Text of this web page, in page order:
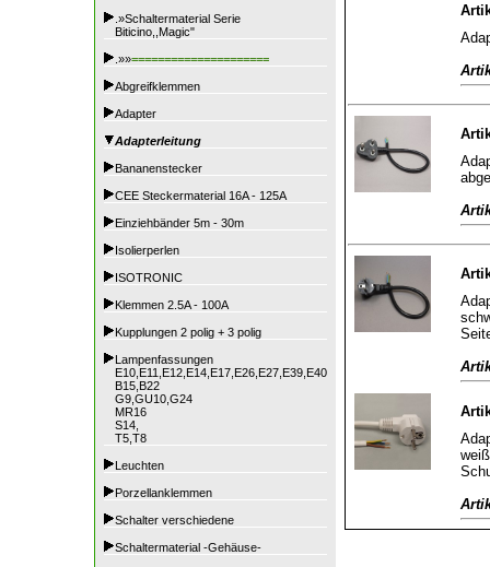
.»Schaltermaterial Serie
Biticino,,Magic"
.»»=====================
Abgreifklemmen
Adapter
Adapterleitung
Bananenstecker
CEE Steckermaterial 16A - 125A
Einziehbänder 5m - 30m
Isolierperlen
ISOTRONIC
Klemmen 2.5A - 100A
Kupplungen 2 polig + 3 polig
Lampenfassungen
E10,E11,E12,E14,E17,E26,E27,E39,E40
B15,B22
G9,GU10,G24
MR16
S14,
T5,T8
Leuchten
Porzellanklemmen
Schalter verschiedene
Schaltermaterial -Gehäuse-